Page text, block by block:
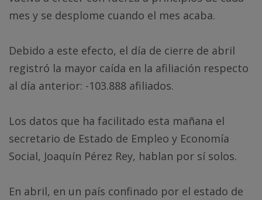
mes y se desplome cuando el mes acaba.
Debido a este efecto, el día de cierre de abril
registró la mayor caída en la afiliación respecto
al día anterior: -103.888 afiliados.
Los datos que ha facilitado esta mañana el
secretario de Estado de Empleo y Economía
Social, Joaquín Pérez Rey, hablan por sí solos.
En abril, en un país confinado por el estado de